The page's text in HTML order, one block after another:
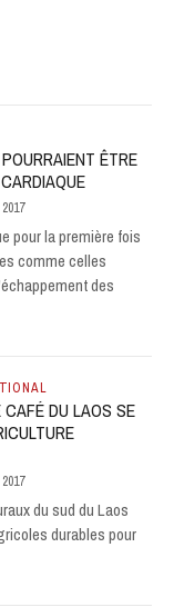
ÊTRE
pour la première fois
comme celles
des
DU LAOS SE
du sud du Laos
durables pour